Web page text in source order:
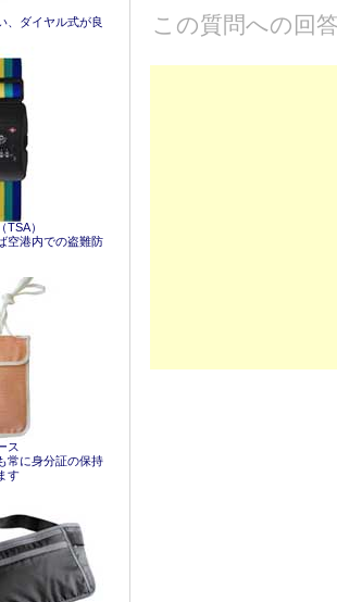
この質問への回
、ダイヤル式が良
TSA）
空港内での盗難防
ス
常に身分証の保持
す